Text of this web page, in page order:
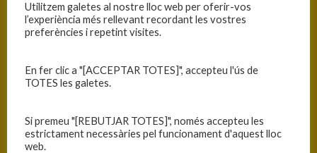
Utilitzem galetes al nostre lloc web per oferir-vos
l’experiència més rellevant recordant les vostres
preferències i repetint visites.
En fer clic a "[ACCEPTAR TOTES]", accepteu l'ús de
TOTES les galetes.
Si premeu "[REBUTJAR TOTES]", només accepteu les
estrictament necessàries pel funcionament d'aquest lloc
web.